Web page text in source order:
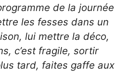
de la journée
les fesses dans un
lui mettre la déco,
c’est fragile, sortir
tard, faites gaffe aux